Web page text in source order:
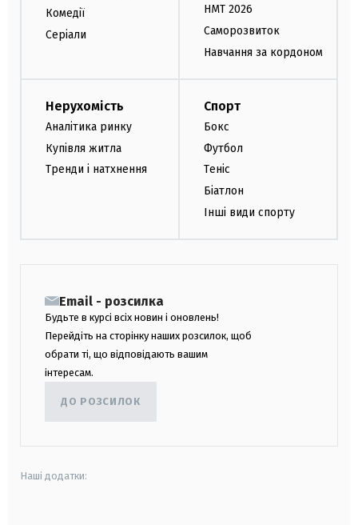
Комедії
Серіали
НМТ 2026
Саморозвиток
Навчання за кордоном
Нерухомість
Аналітика ринку
Купівля житла
Тренди і натхнення
Спорт
Бокс
Футбол
Теніс
Біатлон
Інші види спорту
Email - розсилка
Будьте в курсі всіх новин і оновлень!
Перейдіть на сторінку наших розсилок, щоб
обрати ті, що відповідають вашим
інтересам.
ДО РОЗСИЛОК
Наші додатки: